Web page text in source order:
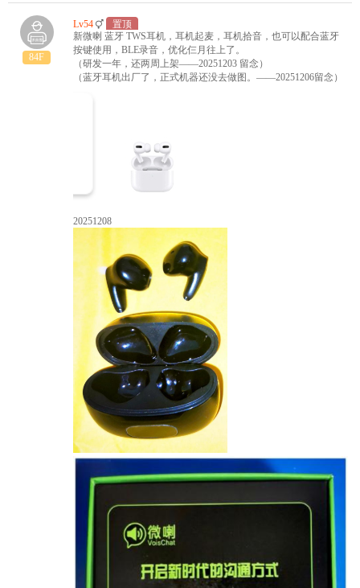
84F
Lv54
置顶
新微喇 蓝牙 TWS耳机，耳机起麦，耳机拾音，也可以配合蓝牙
按键使用，BLE录音，优化仨月往上了。
（研发一年，还两周上架——20251203 留念）
（蓝牙耳机出厂了，正式机器还没去做图。——20251206留念）
20251208